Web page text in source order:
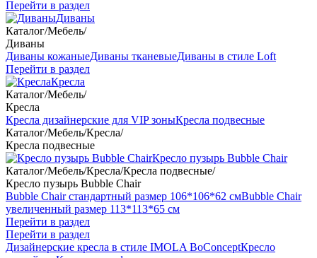
Перейти в раздел
Диваны
Каталог/Мебель/
Диваны
Диваны кожаныеДиваны тканевыеДиваны в стиле Loft
Перейти в раздел
Кресла
Каталог/Мебель/
Кресла
Кресла дизайнерские для VIP зоныКресла подвесные
Каталог/Мебель/Кресла/
Кресла подвесные
Кресло пузырь Bubble Chair
Каталог/Мебель/Кресла/Кресла подвесные/
Кресло пузырь Bubble Chair
Bubble Chair стандартный размер 106*106*62 смBubble Chair
увеличенный размер 113*113*65 см
Перейти в раздел
Перейти в раздел
Дизайнерские кресла в стиле IMOLA BoConceptКресло